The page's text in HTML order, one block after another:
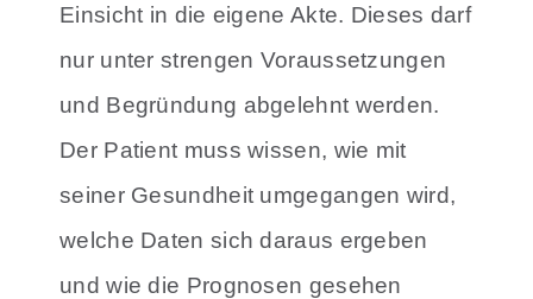
Einsicht in die eigene Akte. Dieses darf
nur unter strengen Voraussetzungen
und Begründung abgelehnt werden.
Der Patient muss wissen, wie mit
seiner Gesundheit umgegangen wird,
welche Daten sich daraus ergeben
und wie die Prognosen gesehen